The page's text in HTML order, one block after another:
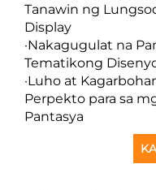
Tanawin ng
Display
·Nakagugulat na
Tematikong
·Luho at
Perpekto para sa
Pantasya